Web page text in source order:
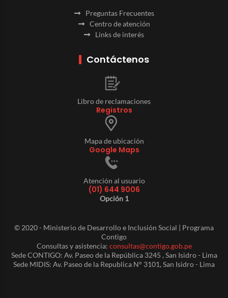
Preguntas Frecuentes
Centro de atención
Links de interés
Contáctenos
Libro de reclamaciones
Registros
Mapa de ubicación
Google Maps
Atención al usuario
(01) 644 9006
Opción 1
© 2020 - Ministerio de Desarrollo e Inclusión Social | Programa
Contigo
Consultas y asistencia: consultas@contigo.gob.pe
Sede CONTIGO: Av. Paseo de la República 3245 , San Isidro - Lima
Sede MIDIS: Av. Paseo de la Republica N° 3101, San Isidro - Lima